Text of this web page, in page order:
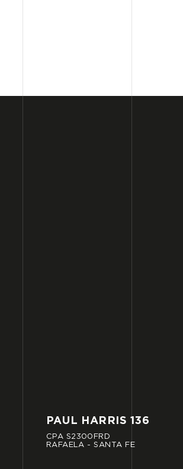
PAUL HARRIS 136
CPA S2300FRD
RAFAELA
- SANTA FE